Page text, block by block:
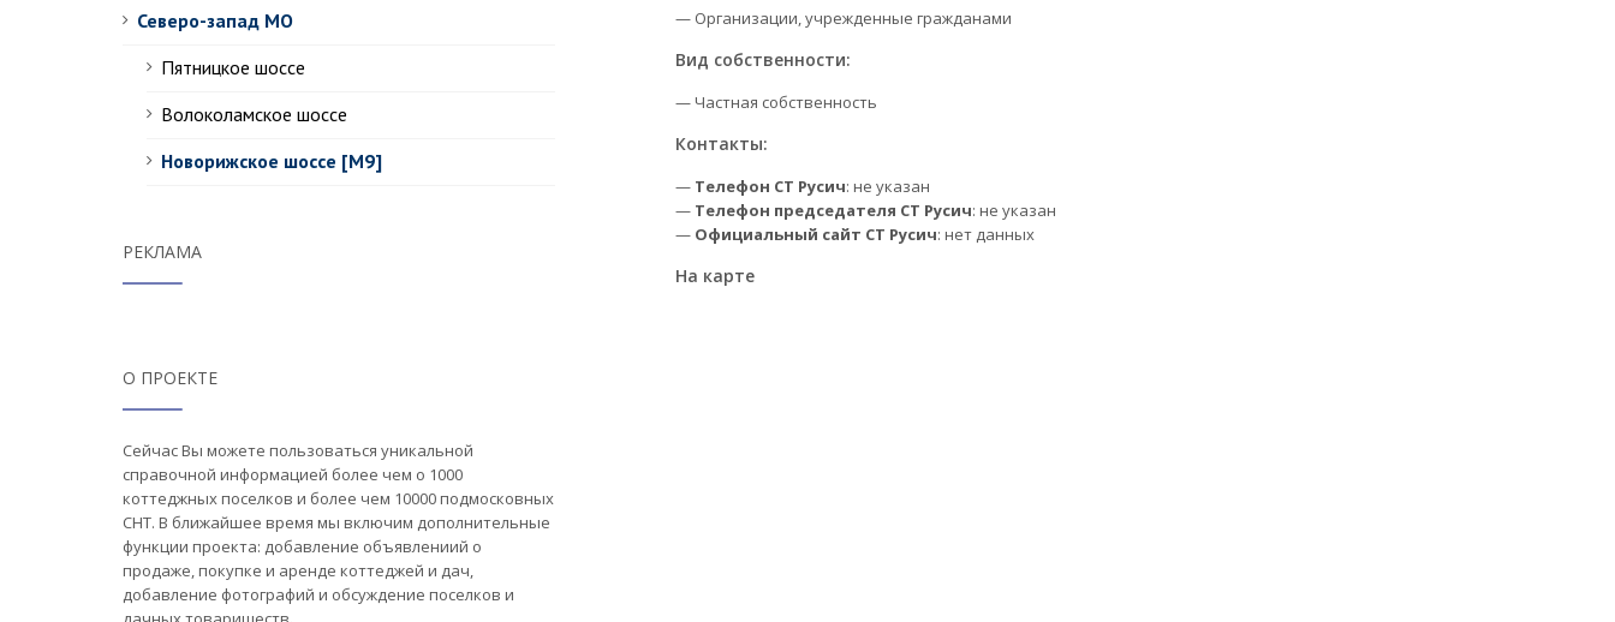
Северо-запад МО
Пятницкое шоссе
Волоколамское шоссе
Новорижское шоссе [М9]
РЕКЛАМА
О ПРОЕКТЕ
Сейчас Вы можете пользоваться уникальной
справочной информацией более чем о 1000
коттеджных поселков и более чем 10000 подмосковных
СНТ. В ближайшее время мы включим дополнительные
функции проекта: добавление объявлениий о
продаже, покупке и аренде коттеджей и дач,
добавление фотографий и обсуждение поселков и
— Организации, учрежденные гражданами
Вид собственности:
— Частная собственность
Контакты:
— Телефон СТ Русич: не указан
— Телефон председателя СТ Русич: не указан
— Официальный сайт СТ Русич: нет данных
На карте